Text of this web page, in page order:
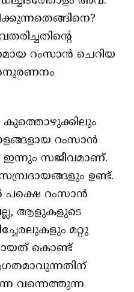
റംസാൻ ചെറിയ
കുത്തൊഴുക്കിലും
റംസാൻ
സജീവമാണ്.
ഉണ്ട്.
റംസാൻ
ആളുകളുടെ
മറ്റു
കൊണ്ട്
വന്നെത്തുന്ന